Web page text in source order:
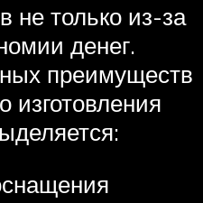
не только из-за
денег.
преимуществ
изготовления